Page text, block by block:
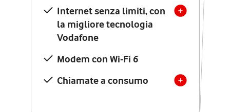
Internet senza limiti, con
la migliore tecnologia
Vodafone
Modem con Wi-Fi 6
Chiamate a consumo
Internet senza limiti, con
la migliore tecnologia
Vodafone
Modem Seven con Wi-Fi 7
Chiamate illimitate verso
numeri fissi e mobili
nazionali